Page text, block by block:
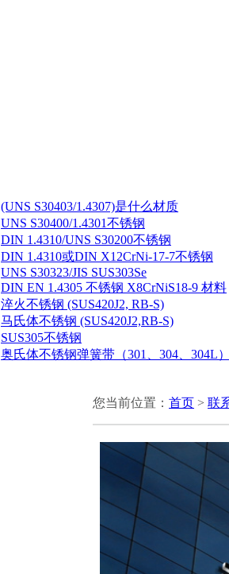
(UNS S30403/1.4307)是什么材质
UNS S30400/1.4301不锈钢
DIN 1.4310/UNS S30200不锈钢
DIN 1.4310或DIN X12CrNi-17-7不锈钢
UNS S30323/JIS SUS303Se
DIN EN 1.4305 不锈钢 X8CrNiS18-9 材料
淬火不锈钢 (SUS420J2, RB-S)
马氏体不锈钢 (SUS420J2,RB-S)
SUS305不锈钢
奥氏体不锈钢弹簧带（301、304、304L
您当前位置： 首页 > 联